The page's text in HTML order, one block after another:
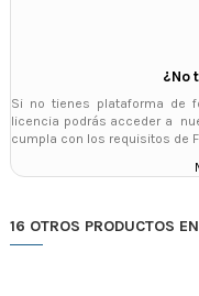
¿No
Si no tienes plataforma de
licencia podrás acceder a
cumpla con los requisitos de
16 OTROS PRODUCTOS